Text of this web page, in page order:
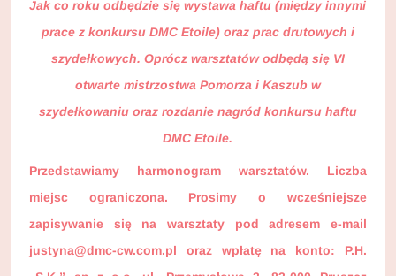
Jak co roku odbędzie się wystawa haftu (między innymi
prace z konkursu DMC Etoile) oraz prac drutowych i
szydełkowych. Oprócz warsztatów odbędą się VI
otwarte mistrzostwa Pomorza i Kaszub w
szydełkowaniu oraz rozdanie nagród konkursu haftu
DMC Etoile.
Przedstawiamy harmonogram warsztatów. Liczba
miejsc ograniczona. Prosimy o wcześniejsze
zapisywanie się na warsztaty pod adresem e-mail
justyna@dmc-cw.com.pl oraz wpłatę na konto: P.H.